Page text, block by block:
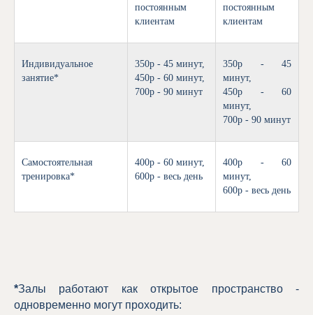
постоянным
клиентам
постоянным
клиентам
Индивидуальное
занятие*
350р - 45 минут,
450р - 60 минут,
700р - 90 минут
350р - 45
минут,
450р - 60
минут,
700р - 90 минут
Самостоятельная
тренировка*
400р - 60 минут,
600р - весь день
400р - 60
минут,
600р - весь день
*Залы работают как открытое пространство -
одновременно могут проходить: